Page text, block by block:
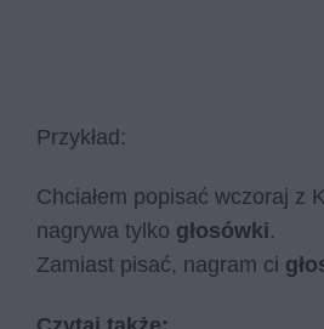
Przykład:
Chciałem popisać wczoraj z
nagrywa tylko głosówki.
Zamiast pisać, nagram ci